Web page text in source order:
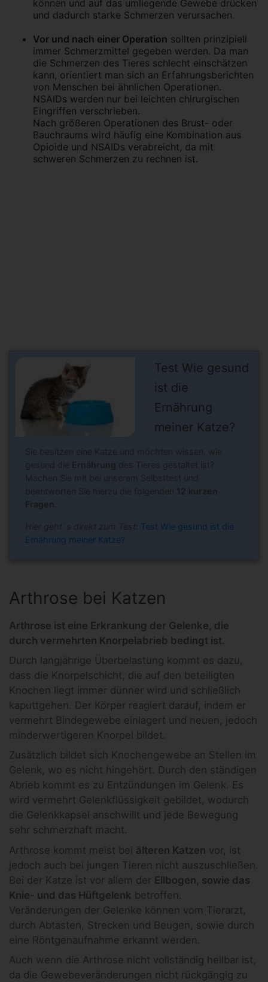
können und auf das umliegende Gewebe drücken
und dadurch starke Schmerzen verursachen.
Vor und nach einer Operation sollten prinzipiell
immer Schmerzmittel gegeben werden. Da man
die Schmerzen des Tieres schlecht einschätzen
kann, orientiert man sich an Erfahrungsberichten
von Menschen bei ähnlichen Operationen.
NSAIDs werden nur bei leichten chirurgischen
Eingriffen verschrieben.
Nach größeren Operationen des Brust- oder
Bauchraums wird häufig eine Kombination aus
Opioide und NSAIDs verabreicht, da mit
schweren Schmerzen zu rechnen ist.
Test Wie gesund
ist die
Ernährung
meiner Katze?
Sie besitzen eine Katze und möchten wissen, wie
gesund die Ernährung des Tieres gestaltet ist?
Machen Sie mit bei unserem Selbsttest und
beantworten Sie hierzu die folgenden 12 kurzen
Fragen
Hier geht´s direkt zum Test: Test Wie gesund ist die
Ernährung meiner Katze?
Arthrose bei Katzen
Arthrose ist eine Erkrankung der Gelenke, die
durch vermehrten Knorpelabrieb bedingt ist.
Durch langjährige Überbelastung kommt es dazu,
dass die Knorpelschicht, die auf den beteiligten
Knochen liegt immer dünner wird und schließlich
kaputtgehen. Der Körper reagiert darauf, indem er
vermehrt Bindegewebe einlagert und neuen, jedoch
minderwertigeren Knorpel bildet.
Zusätzlich bildet sich Knochengewebe an Stellen im
Gelenk, wo es nicht hingehört. Durch den ständigen
Abrieb kommt es zu Entzündungen im Gelenk. Es
wird vermehrt Gelenkflüssigkeit gebildet, wodurch
die Gelenkkapsel anschwillt und jede Bewegung
sehr schmerzhaft macht.
Arthrose kommt meist bei älteren Katzen vor, ist
jedoch auch bei jungen Tieren nicht auszuschließen.
Bei der Katze ist vor allem der Ellbogen, sowie das
Knie- und das Hüftgelenk betroffen.
Veränderungen der Gelenke können vom Tierarzt,
durch Abtasten, Strecken und Beugen, sowie durch
eine Röntgenaufnahme erkannt werden.
Auch wenn die Arthrose nicht vollständig heilbar ist,
da die Gewebeveränderungen nicht rückgängig zu